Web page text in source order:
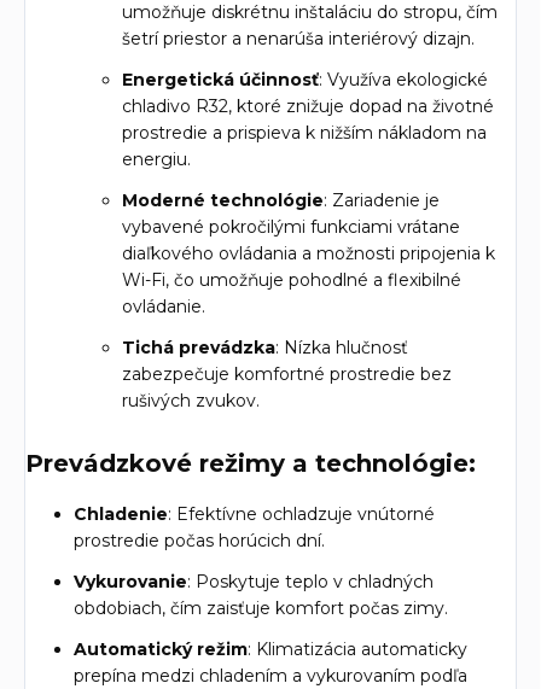
umožňuje diskrétnu inštaláciu do stropu, čím
šetrí priestor a nenarúša interiérový dizajn.
Energetická účinnosť: Využíva ekologické
chladivo R32, ktoré znižuje dopad na životné
prostredie a prispieva k nižším nákladom na
energiu.
Moderné technológie: Zariadenie je
vybavené pokročilými funkciami vrátane
diaľkového ovládania a možnosti pripojenia k
Wi-Fi, čo umožňuje pohodlné a flexibilné
ovládanie.
Tichá prevádzka: Nízka hlučnosť
zabezpečuje komfortné prostredie bez
rušivých zvukov.
Prevádzkové režimy a technológie:
Chladenie: Efektívne ochladzuje vnútorné
prostredie počas horúcich dní.
Vykurovanie: Poskytuje teplo v chladných
obdobiach, čím zaisťuje komfort počas zimy.
Automatický režim: Klimatizácia automaticky
prepína medzi chladením a vykurovaním podľa